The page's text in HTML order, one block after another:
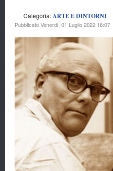
Categoria:ARTE E DINTORNI
Pubblicato Venerdì, 01 Luglio 2022 16:07